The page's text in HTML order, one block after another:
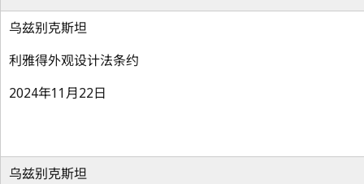
乌兹别克斯坦
利雅得外观设计法条约
2024年11月22日
乌兹别克斯坦